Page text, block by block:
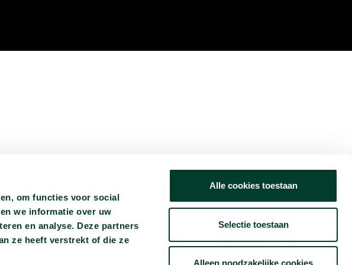
om functies voor social
we informatie over uw
en analyse. Deze partners
ze heeft verstrekt of die ze
Alle cookies toestaan
Selectie toestaan
Alleen noodzakelijke cookies